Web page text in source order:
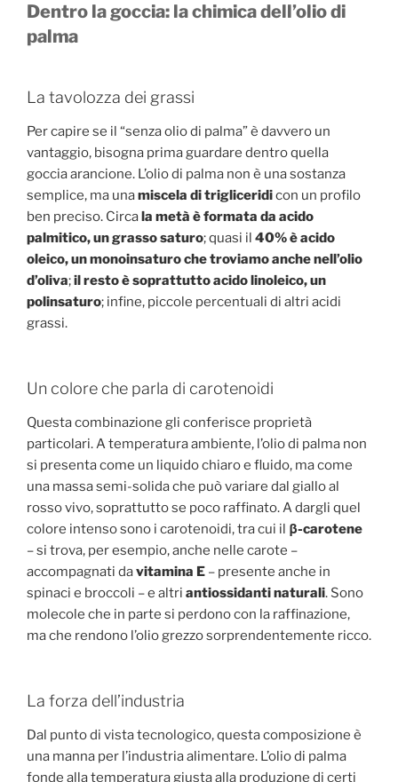
Dentro la goccia: la chimica dell’olio di
palma
La tavolozza dei grassi
Per capire se il “senza olio di palma” è davvero un
vantaggio, bisogna prima guardare dentro quella
goccia arancione. L’olio di palma non è una sostanza
semplice, ma unamiscela di trigliceridicon un profilo
ben preciso. Circala metà è formata da acido
palmitico, un grasso saturo; quasi il 40% è acido
oleico, un monoinsaturo che troviamo anche nell’olio
d’oliva;il resto è soprattutto acido linoleico, un
polinsaturo; infine, piccole percentuali di altri acidi
grassi.
Un colore che parla di carotenoidi
Questa combinazione gli conferisce proprietà
particolari. A temperatura ambiente, l’olio di palma non
si presenta come un liquido chiaro e fluido, ma come
una massa semi-solida che può variare dal giallo al
rosso vivo, soprattutto se poco raffinato. A dargli quel
colore intenso sono i carotenoidi, tra cui il β-carotene
– si trova, per esempio, anche nelle carote –
accompagnati davitamina E – presente anche in
spinaci e broccoli – e altri antiossidanti naturali. Sono
molecole che in parte si perdono con la raffinazione,
ma che rendono l’olio grezzo sorprendentemente ricco.
La forza dell’industria
Dal punto di vista tecnologico, questa composizione è
una manna per l’industria alimentare. L’olio di palma
fonde alla temperatura giusta alla produzione di certi